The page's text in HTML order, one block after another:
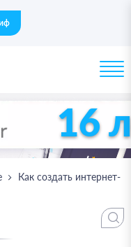
16
Как создать интернет-